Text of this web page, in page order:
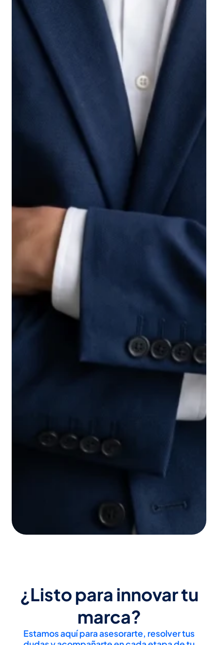
¿Listo para innovar tu
marca?
Estamos aquí para asesorarte, resolver tus